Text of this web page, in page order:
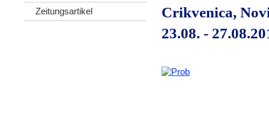
Zeitungsartikel
Crikvenica,
23.08. -